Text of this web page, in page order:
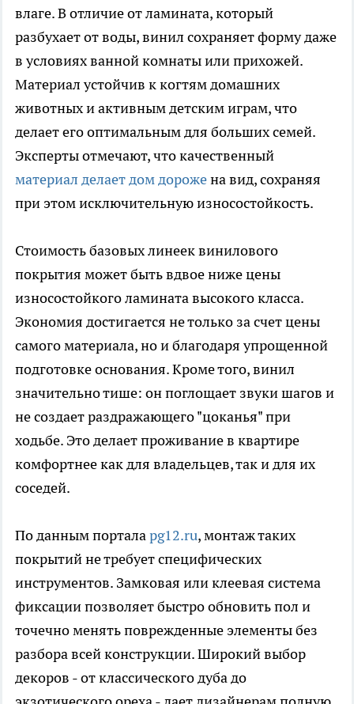
влаге. В отличие от ламината, который
разбухает от воды, винил сохраняет форму даже
в условиях ванной комнаты или прихожей.
Материал устойчив к когтям домашних
животных и активным детским играм, что
делает его оптимальным для больших семей.
Эксперты отмечают, что качественный
материал делает дом дорожена вид, сохраняя
при этом исключительную износостойкость.
Стоимость базовых линеек винилового
покрытия может быть вдвое ниже цены
износостойкого ламината высокого класса.
Экономия достигается не только за счет цены
самого материала, но и благодаря упрощенной
подготовке основания. Кроме того, винил
значительно тише: он поглощает звуки шагов и
не создает раздражающего "цоканья" при
ходьбе. Это делает проживание в квартире
комфортнее как для владельцев, так и для их
соседей.
По данным порталаpg12.ru, монтаж таких
покрытий не требует специфических
инструментов. Замковая или клеевая система
фиксации позволяет быстро обновить пол и
точечно менять поврежденные элементы без
разбора всей конструкции. Широкий выбор
декоров - от классического дуба до